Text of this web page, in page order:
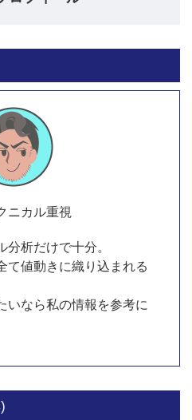
ニカル重視
分析だけで十分。
て値動きに織り込まれる
いなら私の情報を参考に